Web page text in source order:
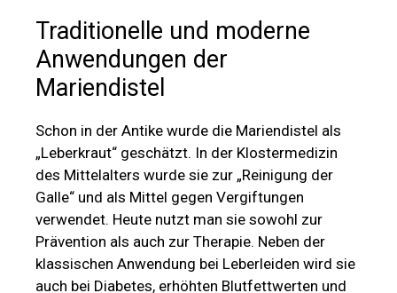
Traditionelle und moderne
Anwendungen der
Mariendistel
Schon in der Antike wurde die Mariendistel als
„Leberkraut“ geschätzt. In der Klostermedizin
des Mittelalters wurde sie zur „Reinigung der
Galle“ und als Mittel gegen Vergiftungen
verwendet. Heute nutzt man sie sowohl zur
Prävention als auch zur Therapie. Neben der
klassischen Anwendung bei Leberleiden wird sie
auch bei Diabetes, erhöhten Blutfettwerten und